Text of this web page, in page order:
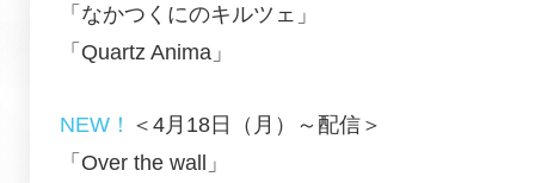
「なかつくにのキルツェ」
「Quartz Anima」
NEW！ ＜4月18日（月）～配信＞
「Over the wall」